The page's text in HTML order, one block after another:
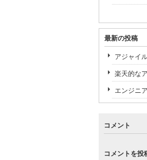
最新の投稿
アジャイ
楽天的な
エンジニ
コメント
コメントを投